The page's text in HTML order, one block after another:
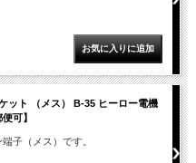
ット （メス） B-35 ヒーロー電機
可】
子（メス）です。